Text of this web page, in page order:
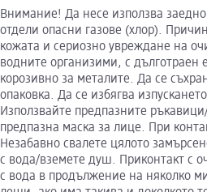
Внимание! Да несе използва
отдели опасни газове (хлор).
кожата и сериозно увреждане на
водните организими, с
корозивно за металите. Да се
опаковка. Да се избягва
Използвайте предпазните
предпазна маска за лице. При
Незабавно свалете цялото
с вода/вземете душ. Приконтакт с
с вода в продължение на няколко